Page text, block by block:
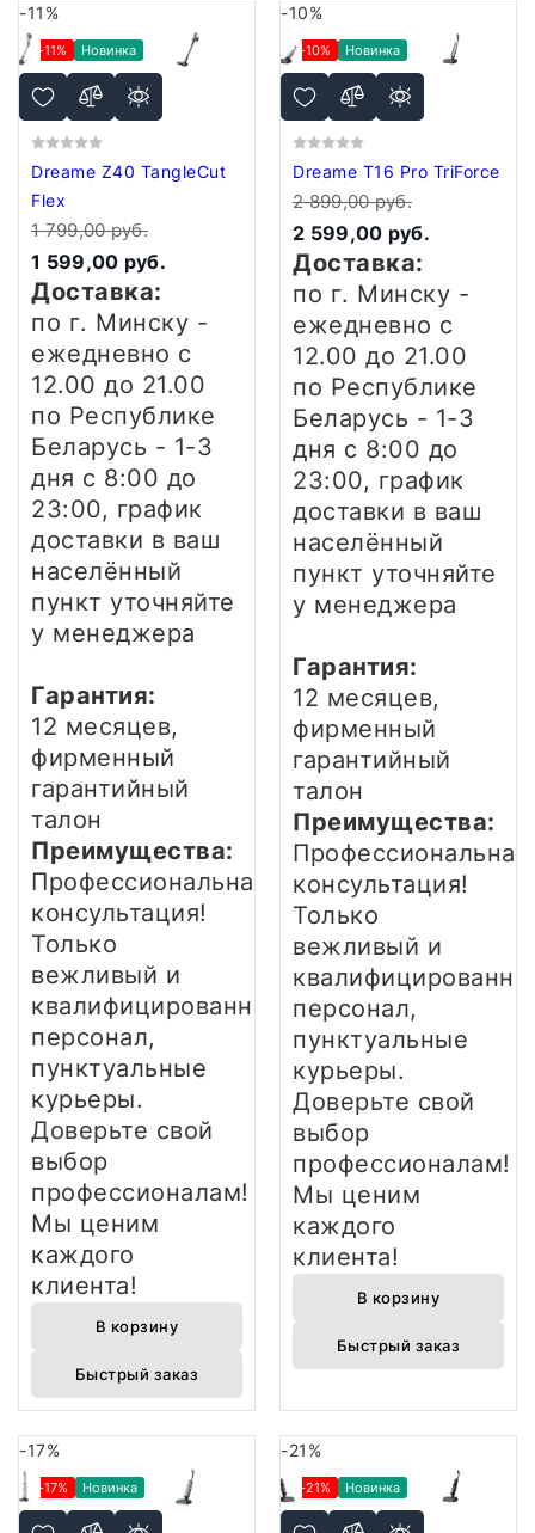
-11%
-11% Новинка
Dreame Z40 TangleCut
Flex
1 799,00 руб.
1 599,00 руб.
Доставка:
по г. Минску -
ежедневно с
12.00 до 21.00
по Республике
Беларусь - 1-3
дня с 8:00 до
23:00, график
доставки в ваш
населённый
пункт уточняйте
у менеджера
Гарантия:
12 месяцев,
фирменный
гарантийный
талон
Преимущества:
Профессиональная
консультация!
Только
вежливый и
квалифицированный
персонал,
пунктуальные
курьеры.
Доверьте свой
выбор
профессионалам!
Мы ценим
каждого
клиента!
В корзину
Быстрый заказ
-10%
-10% Новинка
Dreame T16 Pro TriForce
2 899,00 руб.
2 599,00 руб.
Доставка:
по г. Минску -
ежедневно с
12.00 до 21.00
по Республике
Беларусь - 1-3
дня с 8:00 до
23:00, график
доставки в ваш
населённый
пункт уточняйте
у менеджера
Гарантия:
12 месяцев,
фирменный
гарантийный
талон
Преимущества:
Профессиональная
консультация!
Только
вежливый и
персонал,
пунктуальные
курьеры.
Доверьте свой
выбор
профессионалам!
Мы ценим
каждого
клиента!
В корзину
Быстрый заказ
-17%
-17% Новинка
-21%
-21% Новинка